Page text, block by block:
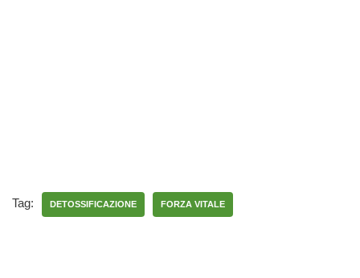
Tag: DETOSSIFICAZIONE FORZA VITALE